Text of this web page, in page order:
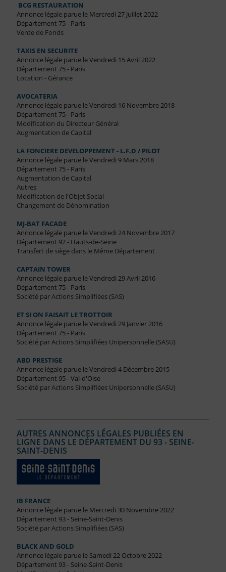
BCG RESTAURATION
Annonce légale parue le Mercredi 27 Juillet 2022
Département 75 - Paris
Vente de Fonds
TAXIS EN SECURITE
Annonce légale parue le Vendredi 15 Avril 2022
Département 75 - Paris
Location - Gérance
AVOCATERIA
Annonce légale parue le Vendredi 16 Novembre 2018
Département 75 - Paris
Modification du Directeur Général
Augmentation de Capital
LA FONCIERE DEVELOPPEMENT - L.F.D / PILOT
Annonce légale parue le Vendredi 9 Mars 2018
Département 75 - Paris
Augmentation de Capital
Autres
Modification de l'Objet Social
Changement de Dénomination
MJ-BAT FACADE
Annonce légale parue le Vendredi 24 Novembre 2017
Département 92 - Hauts-de-Seine
Transfert de siège dans le Même Département
CAPTAIN TOWER
Annonce légale parue le Vendredi 29 Avril 2016
Département 75 - Paris
Société par Actions Simplifiées (SAS)
ET SI ON FAISAIT LE TROTTOIR
Annonce légale parue le Vendredi 29 Janvier 2016
Département 75 - Paris
Société par Actions Simplifiées Unipersonnelle (SASU)
ABD PRESTIGE
Annonce légale parue le Vendredi 4 Décembre 2015
Département 95 - Val-d'Oise
Société par Actions Simplifiées Unipersonnelle (SASU)
AUTRES ANNONCES LÉGALES PUBLIÉES EN
LIGNE DANS LE DÉPARTEMENT DU 93 - SEINE-
SAINT-DENIS
IB FRANCE
Annonce légale parue le Mercredi 30 Novembre 2022
Département 93 - Seine-Saint-Denis
Société par Actions Simplifiées (SAS)
BLACK AND GOLD
Annonce légale parue le Samedi 22 Octobre 2022
Département 93 - Seine-Saint-Denis